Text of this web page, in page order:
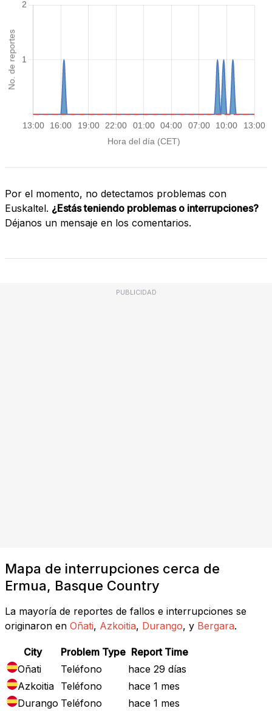
Por el momento, no detectamos problemas con
Euskaltel. ¿Estás teniendo problemas o interrupciones?
Déjanos un mensaje en los comentarios.
PUBLICIDAD
Mapa de interrupciones cerca de
Ermua, Basque Country
La mayoría de reportes de fallos e interrupciones se
originaron en Oñati, Azkoitia, Durango, y Bergara.
City Problem Type Report Time
Oñati
Teléfono
hace 29 días
Azkoitia Teléfono
hace 1 mes
Durango Teléfono
hace 1 mes